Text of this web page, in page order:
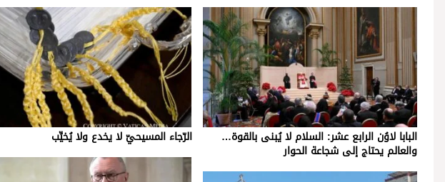
البابا لاوُن الرابع عشر: السلام لا يُبنى بالقوة…
والعالم يحتاج إلى شجاعة الحوار
الرّجاء المسيحيّ لا يخدع ولا يُخيِّب